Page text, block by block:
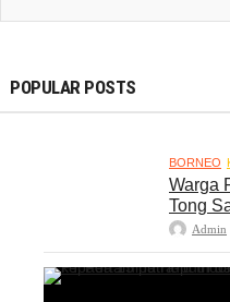
POPULAR POSTS
BORNEO
Warga
Tong
Admin